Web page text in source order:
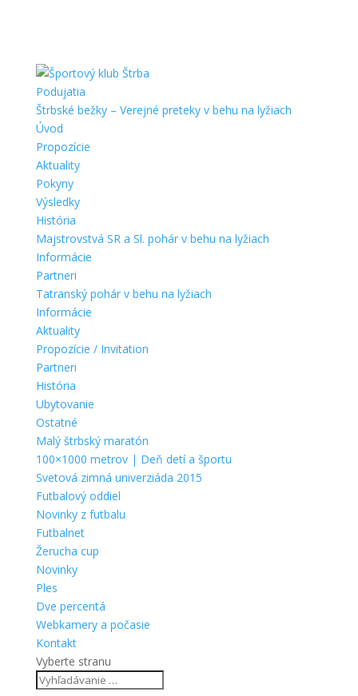
Podujatia
Štrbské bežky – Verejné preteky v behu na lyžiach
Úvod
Propozície
Aktuality
Pokyny
Výsledky
História
Majstrovstvá SR a Sl. pohár v behu na lyžiach
Informácie
Partneri
Tatranský pohár v behu na lyžiach
Informácie
Aktuality
Propozície / Invitation
Partneri
História
Ubytovanie
Ostatné
Malý štrbský maratón
100×1000 metrov | Deň detí a športu
Svetová zimná univerziáda 2015
Futbalový oddiel
Novinky z futbalu
Futbalnet
Žerucha cup
Novinky
Ples
Dve percentá
Webkamery a počasie
Kontakt
Vyberte stranu